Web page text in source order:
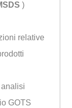
)
relative
GOTS